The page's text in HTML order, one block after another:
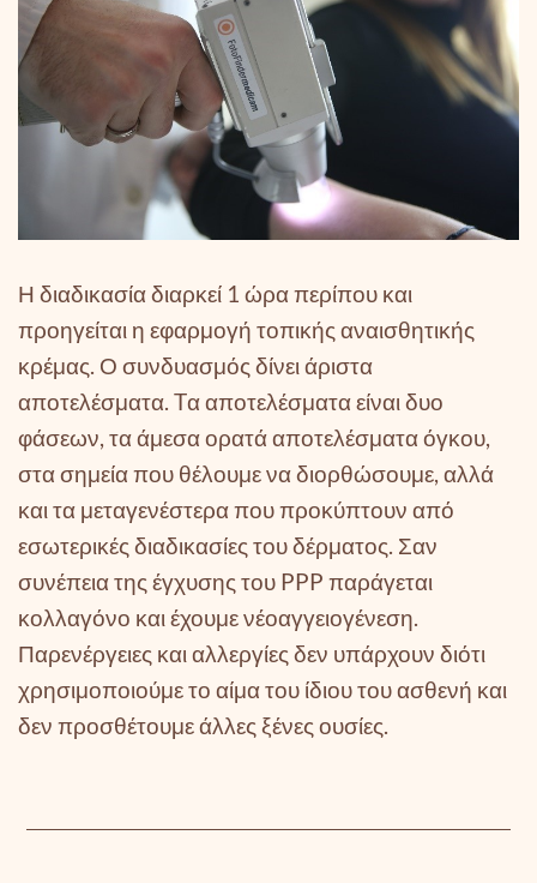
Η διαδικασία διαρκεί 1 ώρα περίπου και
προηγείται η εφαρμογή τοπικής αναισθητικής
κρέμας. Ο συνδυασμός δίνει άριστα
αποτελέσματα. Tα αποτελέσματα είναι δυο
φάσεων, τα άμεσα ορατά αποτελέσματα όγκου,
στα σημεία που θέλουμε να διορθώσουμε, αλλά
και τα μεταγενέστερα που προκύπτουν από
εσωτερικές διαδικασίες του δέρματος. Σαν
συνέπεια της έγχυσης του PPP παράγεται
κολλαγόνο και έχουμε νέοαγγειογένεση.
Παρενέργειες και αλλεργίες δεν υπάρχουν διότι
χρησιμοποιούμε το αίμα του ίδιου του ασθενή και
δεν προσθέτουμε άλλες ξένες ουσίες.